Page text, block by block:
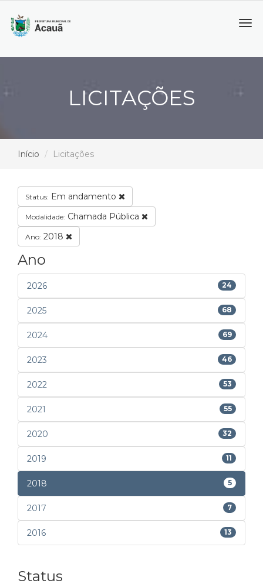
LICITAÇÕES
Início Licitações
Status: Em andamento
Modalidade: Chamada Pública
Ano: 2018
Ano
2026 24
2025 68
2024 69
2023 46
2022 53
2021 55
2020 32
2019 11
2018 5
2017 7
2016 13
Status